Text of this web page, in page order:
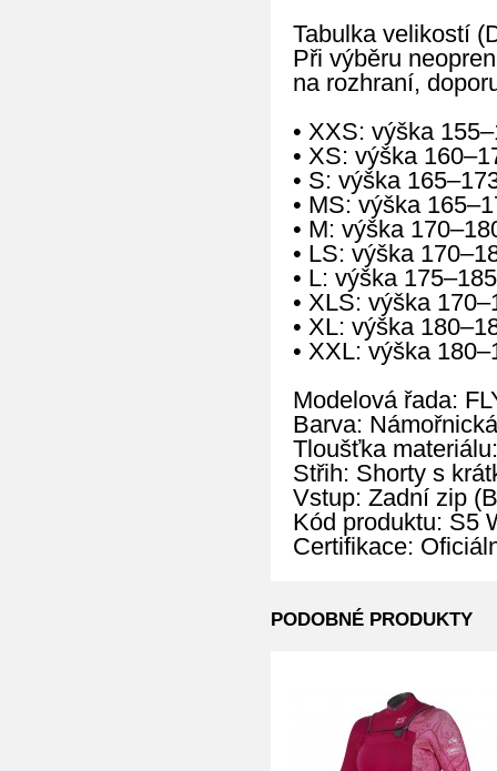
Tabulka velikostí
Při výběru
na rozhraní,
• XXS: výška
• XS: výška
• S: výška
• MS: výška
• M: výška
• LS: výška
• L: výška
• XLS: výška
• XL: výška
• XXL: výška
Modelová řada:
Barva:
Tloušťka
Střih: Shorty s
Vstup: Zadní zip
Kód produktu: S5
Certifikace:
PODOBNÉ PRODUKTY